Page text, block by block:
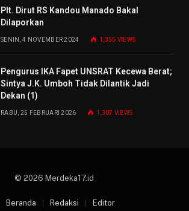
Plt. Dirut RS Kandou Manado Bakal
Dilaporkan
SENIN, 4 NOVEMBER 2024 1,355 VIEWS
Pengurus IKA Fapet UNSRAT Kecewa Berat;
Sintya J.K. Umboh Tidak Dilantik Jadi
Dekan (1)
RABU, 25 FEBRUARI 2026 1,307 VIEWS
© 2026 Merdeka17.id
Beranda Redaksi Editor